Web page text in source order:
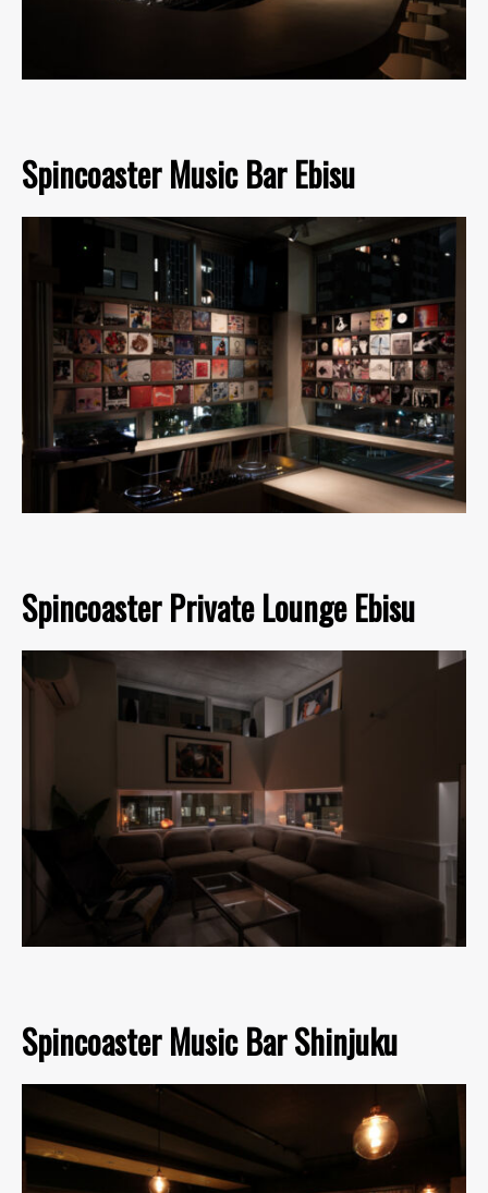
Spincoaster Music Bar Ebisu
Spincoaster Private Lounge Ebisu
Spincoaster Music Bar Shinjuku